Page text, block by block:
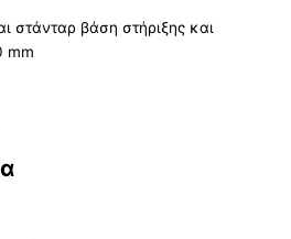
στάνταρ βάση στήριξης και
mm